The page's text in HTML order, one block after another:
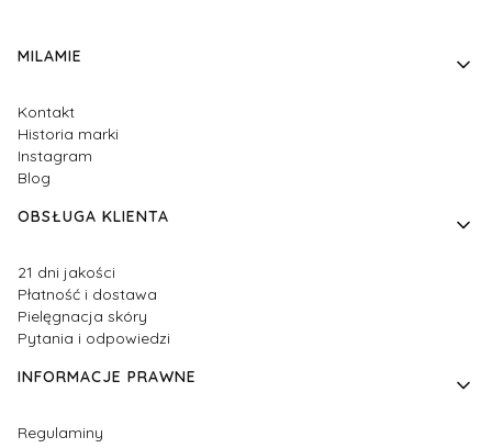
Linki w stopce
MILAMIE
Kontakt
Historia marki
Instagram
Blog
OBSŁUGA KLIENTA
21 dni jakości
Płatność i dostawa
Pielęgnacja skóry
Pytania i odpowiedzi
INFORMACJE PRAWNE
Regulaminy